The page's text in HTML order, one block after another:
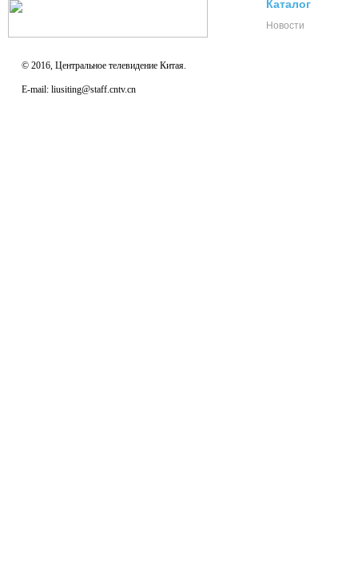
© 2016, Центральное телевидение Китая.
E-mail: liusiting@staff.cntv.cn
Каталог
Новости